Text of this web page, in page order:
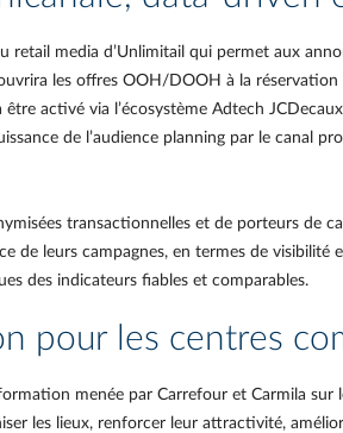
retail media d’Unlimitail qui permet aux
les offres OOH/DOOH à la
activé via l’écosystème Adtech
de l’audience planning par le canal
transactionnelles et de porteurs de
de leurs campagnes, en termes de
des indicateurs fiables et comparables.
pour les centres
menée par Carrefour et Carmila sur
les lieux, renforcer leur attractivité,